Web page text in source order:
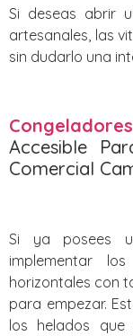
Si deseas abrir
artesanales, las
sin dudarlo una
Accesible
Comercial
Si ya posees
implementar
horizontales con
para empezar.
los helados